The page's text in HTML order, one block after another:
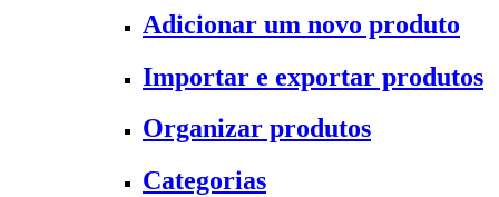
Adicionar um novo produto
Importar e exportar produtos
Organizar produtos
Categorias